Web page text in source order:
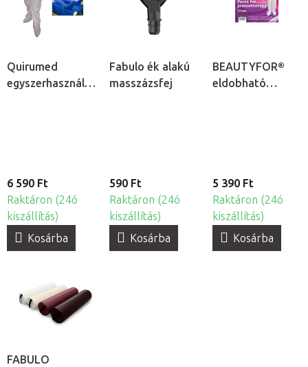
Quirumed
egyszerhasználatos
6 590 Ft
Raktáron (24ó
kiszállítás)
Kosárba
Fabulo ék alakú
masszázsfej
590 Ft
Raktáron (24ó
kiszállítás)
Kosárba
BEAUTYFOR®
eldobható
5 390 Ft
Raktáron (24ó
kiszállítás)
Kosárba
FABULO